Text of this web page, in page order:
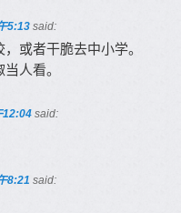
5:13 said:
或者干脆去中小学。
人看。
12:04 said:
8:21 said: